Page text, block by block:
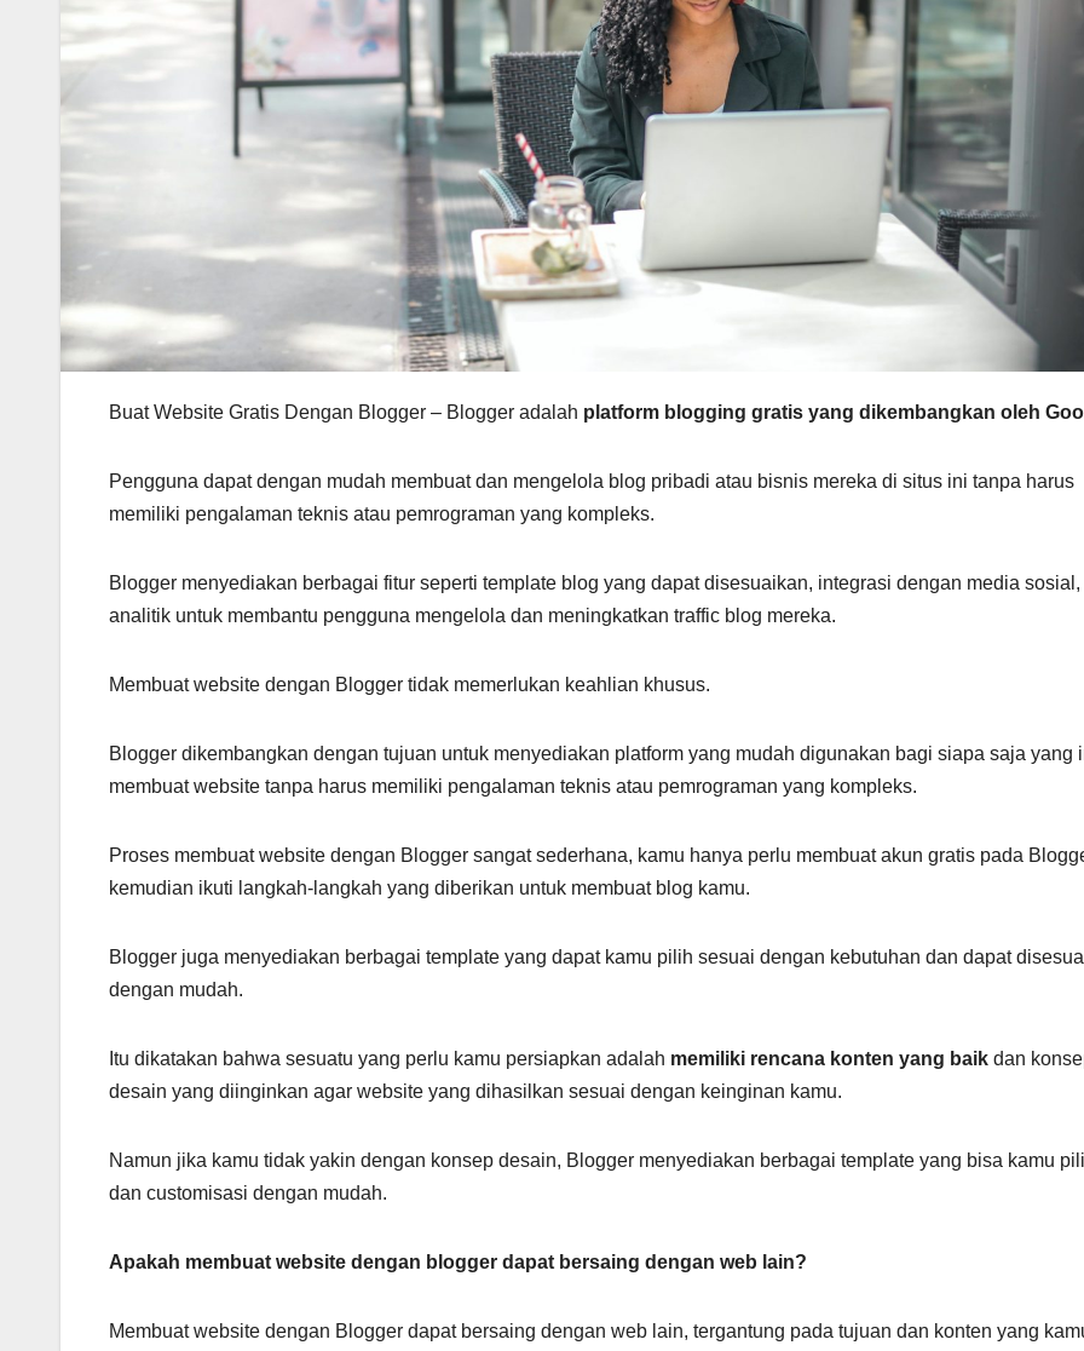
Buat Website Gratis Dengan Blogger – Blogger adalah platform blogging gratis yang dikembangkan oleh
Pengguna dapat dengan mudah membuat dan mengelola blog pribadi atau bisnis mereka di situs ini tanpa harus
memiliki pengalaman teknis atau pemrograman yang kompleks.
Blogger menyediakan berbagai fitur seperti template blog yang dapat disesuaikan, integrasi dengan media sosial,
analitik untuk membantu pengguna mengelola dan meningkatkan traffic blog mereka.
Membuat website dengan Blogger tidak memerlukan keahlian khusus.
Blogger dikembangkan dengan tujuan untuk menyediakan platform yang mudah digunakan bagi siapa saja yang
membuat website tanpa harus memiliki pengalaman teknis atau pemrograman yang kompleks.
Proses membuat website dengan Blogger sangat sederhana, kamu hanya perlu membuat akun gratis pada
kemudian ikuti langkah-langkah yang diberikan untuk membuat blog kamu.
Blogger juga menyediakan berbagai template yang dapat kamu pilih sesuai dengan kebutuhan dan dapat
dengan mudah.
Itu dikatakan bahwa sesuatu yang perlu kamu persiapkan adalah memiliki rencana konten yang baik dan
desain yang diinginkan agar website yang dihasilkan sesuai dengan keinginan kamu.
Namun jika kamu tidak yakin dengan konsep desain, Blogger menyediakan berbagai template yang bisa kamu
dan customisasi dengan mudah.
Apakah membuat website dengan blogger dapat bersaing dengan web lain?
Membuat website dengan Blogger dapat bersaing dengan web lain, tergantung pada tujuan dan konten yang